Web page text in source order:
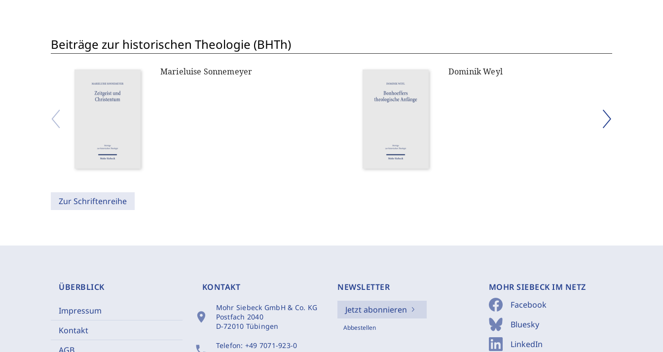
Beiträge zur historischen Theologie (BHTh)
Marieluise Sonnemeyer Dominik Weyl
Zur Schriftenreihe
ÜBERBLICK
Impressum
Kontakt
AGB
KONTAKT
location_on
Mohr Siebeck GmbH & Co. KG
Postfach 2040
D-72010 Tübingen
Telefon: +49 7071-923-0
NEWSLETTER
Jetzt abonnieren
Abbestellen
MOHR SIEBECK IM NETZ
Facebook
Bluesky
LinkedIn